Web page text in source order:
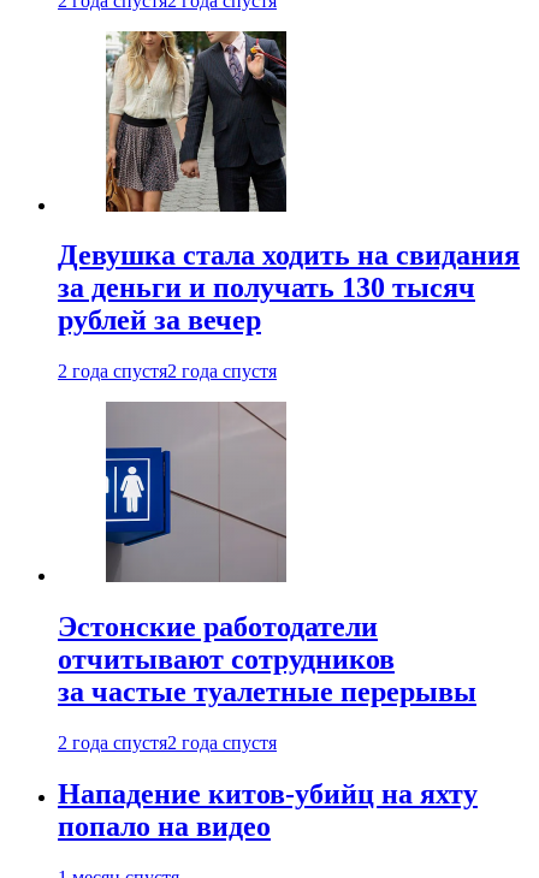
Девушка стала ходить на свидания
за деньги и получать 130 тысяч
рублей за вечер
2 года спустя2 года спустя
Эстонские работодатели
отчитывают сотрудников
за частые туалетные перерывы
2 года спустя2 года спустя
Нападение китов-убийц на яхту
попало на видео